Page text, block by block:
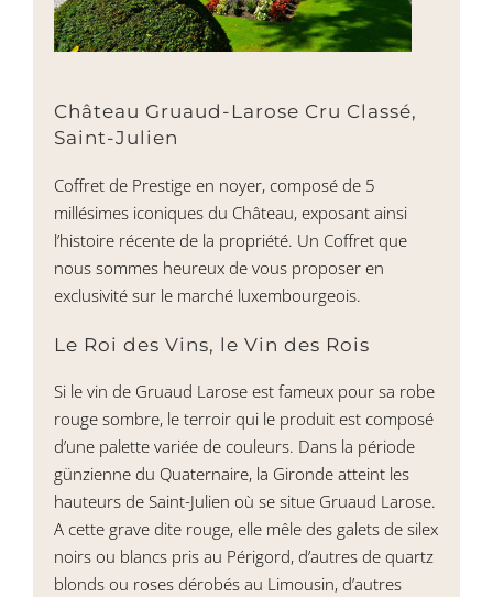
Château Gruaud-Larose Cru Classé,
Saint-Julien
Coffret de Prestige en noyer, composé de 5
millésimes iconiques du Château, exposant ainsi
l’histoire récente de la propriété. Un Coffret que
nous sommes heureux de vous proposer en
exclusivité sur le marché luxembourgeois.
Le Roi des Vins, le Vin des Rois
Si le vin de Gruaud Larose est fameux pour sa robe
rouge sombre, le terroir qui le produit est composé
d’une palette variée de couleurs. Dans la période
günzienne du Quaternaire, la Gironde atteint les
hauteurs de Saint-Julien où se situe Gruaud Larose.
A cette grave dite rouge, elle mêle des galets de silex
noirs ou blancs pris au Périgord, d’autres de quartz
blonds ou roses dérobés au Limousin, d’autres